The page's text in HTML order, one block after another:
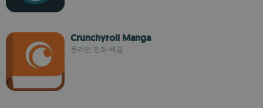
Crunchyroll Manga
온라인 만화 배급